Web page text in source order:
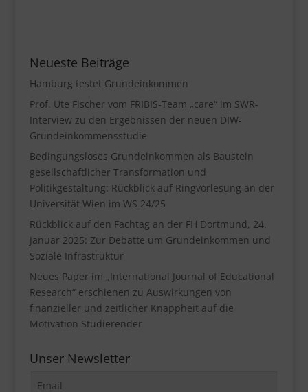
Neueste Beiträge
Hamburg testet Grundeinkommen
Prof. Ute Fischer vom FRIBIS-Team „care“ im SWR-
Interview zu den Ergebnissen der neuen DIW-
Grundeinkommensstudie
Bedingungsloses Grundeinkommen als Baustein
gesellschaftlicher Transformation und
Politikgestaltung: Rückblick auf Ringvorlesung an der
Universität Wien im WS 24/25
Rückblick auf den Fachtag an der FH Dortmund, 24.
Januar 2025: Zur Debatte um Grundeinkommen und
Soziale Infrastruktur
Neues Paper im „International Journal of Educational
Research“ erschienen zu Auswirkungen von
finanzieller und zeitlicher Knappheit auf die
Motivation Studierender
Unser Newsletter